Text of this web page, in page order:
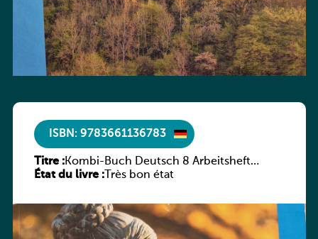
ISBN: 9783661136783
Titre :Kombi-Buch Deutsch 8 Arbeitsheft
(Neue Ausgabe Luxemburg)
État du livre :Très bon état